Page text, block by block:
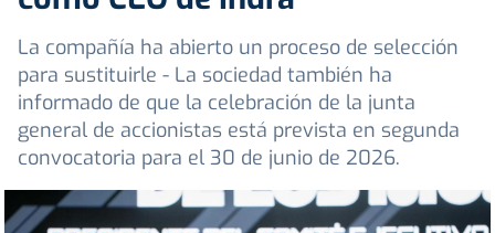
La compañía ha abierto un proceso de selección
para sustituirle - La sociedad también ha
informado de que la celebración de la junta
general de accionistas está prevista en segunda
convocatoria para el 30 de junio de 2026.